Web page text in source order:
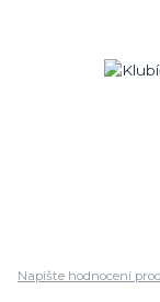
Napište hodnocení